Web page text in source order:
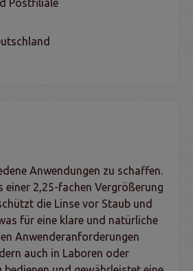
Postfiliale
Anwendungen zu schaffen.
2,25-fachen Vergrößerung
die Linse vor Staub und
für eine klare und natürliche
Anwenderanforderungen
auch in Laboren oder